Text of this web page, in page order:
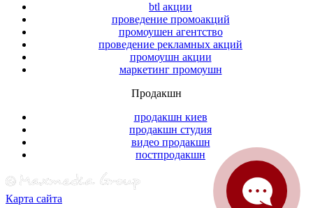
btl акции
проведение промоакций
промоушен агентство
проведение рекламных акций
промоушн акции
маркетинг промоушн
Продакшн
продакшн киев
продакшн студия
видео продакшн
постпродакшн
Карта сайта